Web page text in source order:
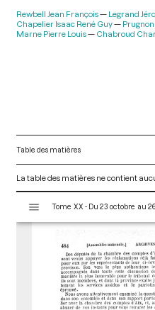
Rewbell Jean François Legrand
Chapelier Isaac René Guy
Prugnon
Marne Pierre Louis
Chabroud
Table des matières
La table des matières ne contient
s
Tome XX - Du 23 octobre au